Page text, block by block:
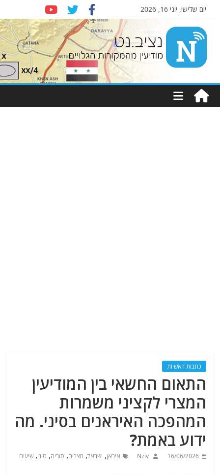
יום שלישי, יוני 16, 2026
Nziv.net
מודיעין
מהמקורות
כתבות ראשיות
התאום החשאי בין המודיעין
המצרי לקציני משמרות
המהפכה האיראנים בסיני. מה
ידוע באמת?
16/06/2026
Nziv איראן, ישראל, מצרים, סוריה, סיני,שיעים